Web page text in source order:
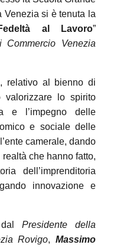
Venezia si è tenuta la
al Lavoro”
Commercio Venezia
relativo al bienno di
valorizzare lo spirito
e l’impegno delle
e sociale delle
camerale, dando
che hanno fatto,
dell’imprenditoria
innovazione e
dal Presidente della
Rovigo, Massimo